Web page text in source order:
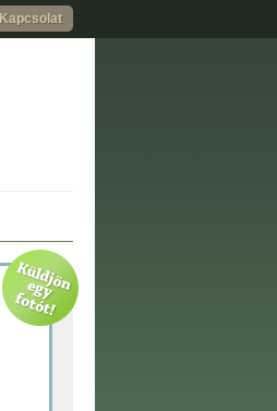
Kapcsolat